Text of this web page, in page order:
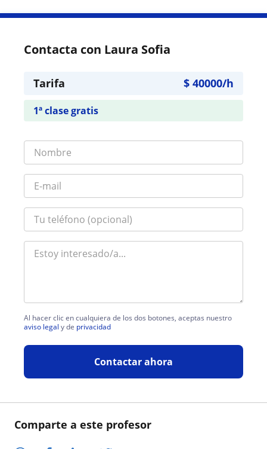
Comparte a este profesor
Contacta con Laura Sofia
Tarifa $ 40000/h
1ª clase gratis
Al hacer clic en cualquiera de los dos botones, aceptas nuestro
aviso legal y de privacidad
Contactar ahora